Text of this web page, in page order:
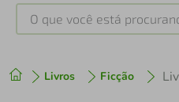
O que você está procurando?
Livros Ficção